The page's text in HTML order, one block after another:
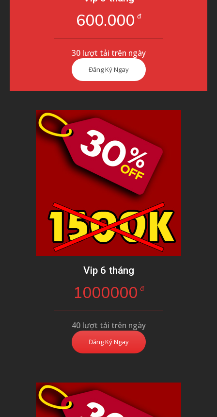
600.000 đ
30 lượt tải trên ngày
Đăng Ký Ngay
Vip 6 tháng
1000000 đ
40 lượt tải trên ngày
Đăng Ký Ngay